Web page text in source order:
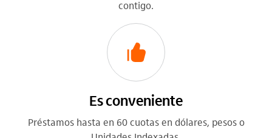
contigo.
Es conveniente
Préstamos hasta en 60 cuotas en dólares, pesos o